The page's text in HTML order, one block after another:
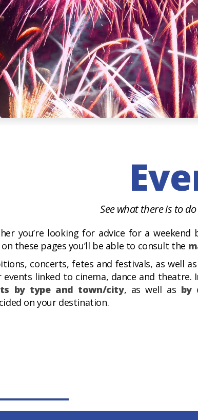
See what there is to
you’re looking for advice for a
on these pages you’ll be able to consult the
concerts, fetes and festivals, as well
events linked to cinema, dance and
by type and town/city, as well as by
on your destination.